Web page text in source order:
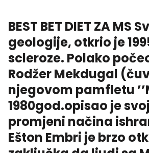
BEST BET DIET ZA
geologije, otkrio je
scleroze. Polako
Rodžer Mekdugal
njegovom pamfletu
1980god.opisao je
promjeni načina
Ešton Embri je brzo